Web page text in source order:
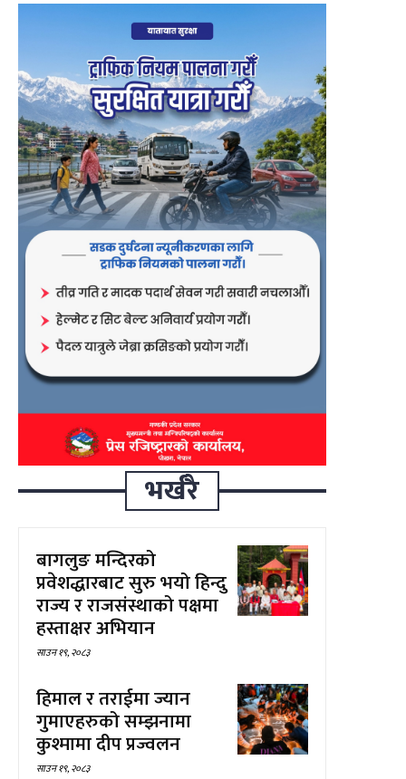
भर्खरै
बागलुङ मन्दिरको
प्रवेशद्धारबाट सुरु भयो हिन्दु
राज्य र राजसंस्थाको पक्षमा
हस्ताक्षर अभियान
साउन १९, २०८३
हिमाल र तराईमा ज्यान
गुमाएहरुको सम्झनामा
कुश्मामा दीप प्रज्वलन
साउन १९, २०८३